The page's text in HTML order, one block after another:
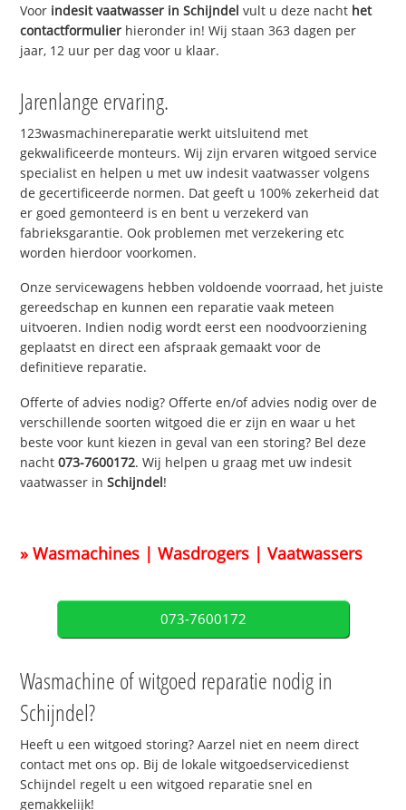
Voor indesit vaatwasser in Schijndel vult u deze nacht het
contactformulier hieronder in! Wij staan 363 dagen per
jaar, 12 uur per dag voor u klaar.
Jarenlange ervaring.
123wasmachinereparatie werkt uitsluitend met
gekwalificeerde monteurs. Wij zijn ervaren witgoed service
specialist en helpen u met uw indesit vaatwasser volgens
de gecertificeerde normen. Dat geeft u 100% zekerheid dat
er goed gemonteerd is en bent u verzekerd van
fabrieksgarantie. Ook problemen met verzekering etc
worden hierdoor voorkomen.
Onze servicewagens hebben voldoende voorraad, het juiste
gereedschap en kunnen een reparatie vaak meteen
uitvoeren. Indien nodig wordt eerst een noodvoorziening
geplaatst en direct een afspraak gemaakt voor de
definitieve reparatie.
Offerte of advies nodig? Offerte en/of advies nodig over de
verschillende soorten witgoed die er zijn en waar u het
beste voor kunt kiezen in geval van een storing? Bel deze
nacht073-7600172. Wij helpen u graag met uw indesit
vaatwasser inSchijndel!
» Wasmachines | Wasdrogers | Vaatwassers
073-7600172
Wasmachine of witgoed reparatie nodig in
Schijndel?
Heeft u een witgoed storing? Aarzel niet en neem direct
contact met ons op. Bij de lokale witgoedservicedienst
Schijndel regelt u een witgoed reparatie snel en
gemakkelijk!